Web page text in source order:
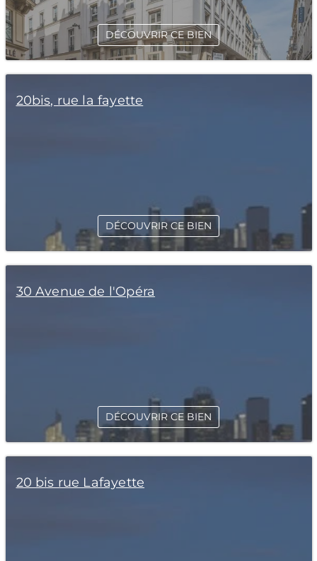
DÉCOUVRIR CE BIEN
20bis, rue la fayette
DÉCOUVRIR CE BIEN
30 Avenue de l'Opéra
DÉCOUVRIR CE BIEN
20 bis rue Lafayette